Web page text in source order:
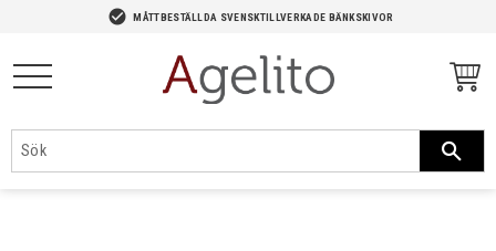
check_circle MÅTTBESTÄLLDA SVENSKTILLVERKADE BÄNKSKIVOR